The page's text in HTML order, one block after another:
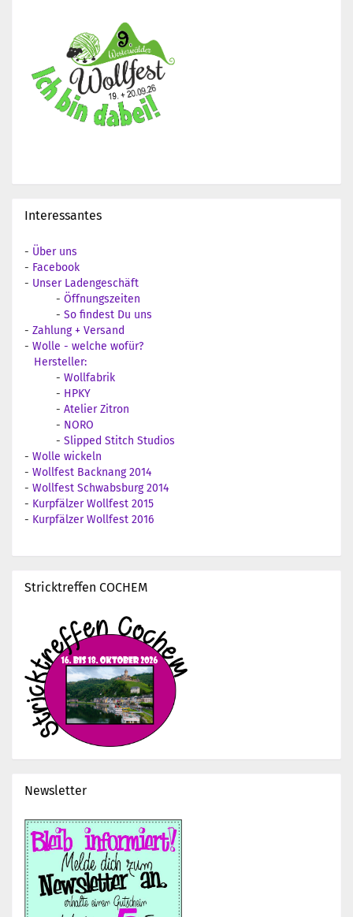
Interessantes
- Über uns
- Facebook
- Unser Ladengeschäft
- Öffnungszeiten
- So findest Du uns
- Zahlung + Versand
- Wolle - welche wofür?
Hersteller:
- Wollfabrik
- HPKY
- Atelier Zitron
- NORO
- Slipped Stitch Studios
- Wolle wickeln
- Wollfest Backnang 2014
- Wollfest Schwabsburg 2014
- Kurpfälzer Wollfest 2015
- Kurpfälzer Wollfest 2016
Stricktreffen COCHEM
Newsletter